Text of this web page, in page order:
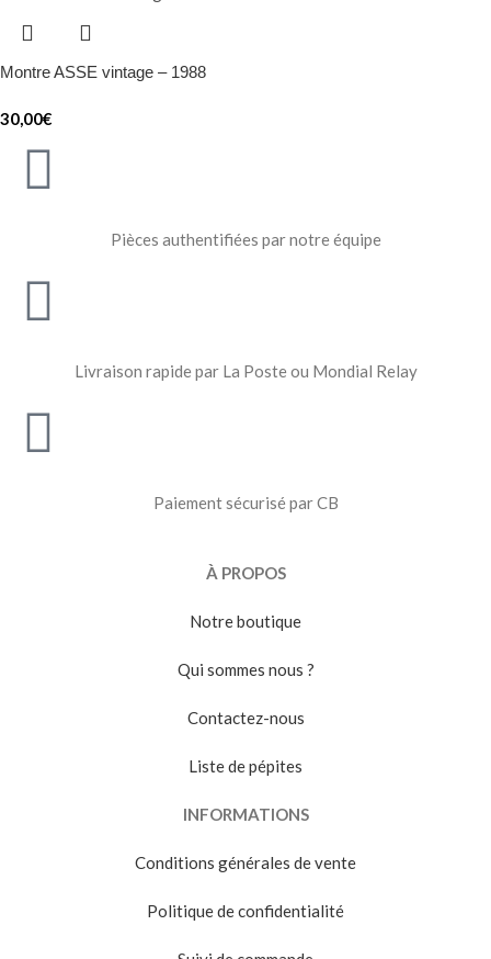
Montre ASSE vintage – 1988
30,00€
Pièces authentifiées par notre équipe
Livraison rapide par La Poste ou Mondial Relay
Paiement sécurisé par CB
À PROPOS
Notre boutique
Qui sommes nous ?
Contactez-nous
Liste de pépites
INFORMATIONS
Conditions générales de vente
Politique de confidentialité